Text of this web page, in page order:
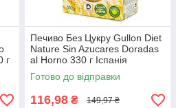
г
Печиво Без Цукру Gullon Diet
Nature Sin Azucares Doradas
al Horno 330 г Іспанія
Готово до відправки
116,98 ₴ 149,97 ₴